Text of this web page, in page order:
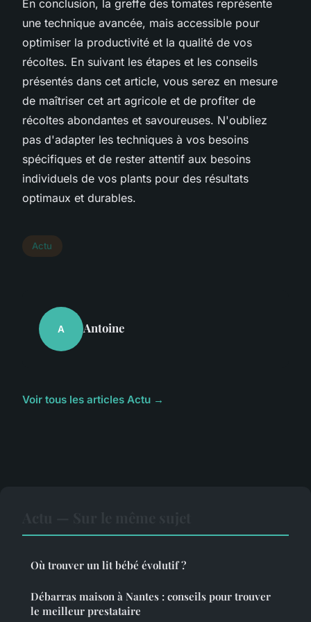
En conclusion, la greffe des tomates représente
une technique avancée, mais accessible pour
optimiser la productivité et la qualité de vos
récoltes. En suivant les étapes et les conseils
présentés dans cet article, vous serez en mesure
de maîtriser cet art agricole et de profiter de
récoltes abondantes et savoureuses. N'oubliez
pas d'adapter les techniques à vos besoins
spécifiques et de rester attentif aux besoins
individuels de vos plants pour des résultats
optimaux et durables.
Actu
A Antoine
Voir tous les articles Actu →
Où trouver un lit bébé évolutif ?
Débarras maison à Nantes : conseils pour trouver
le meilleur prestataire